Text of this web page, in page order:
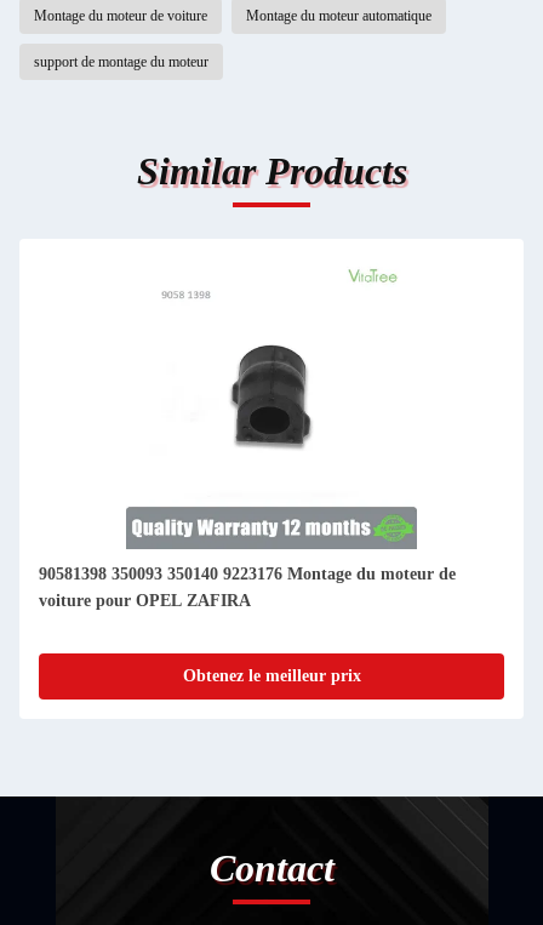
Montage du moteur de voiture Montage du moteur automatique
support de montage du moteur
Similar Products
90581398 350093 350140 9223176 Montage du moteur de
voiture pour OPEL ZAFIRA
Obtenez le meilleur prix
Contact